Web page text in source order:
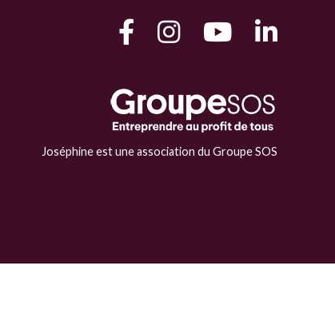
Joséphine est une association du Groupe SOS